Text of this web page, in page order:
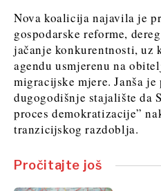
Znanost
Rudarstvo
Maloprodaja
Održivost
Tehnologija
Telekom
Turizam
Trgovina
Rudarstvo
Maloprodaja
Održivost
Tehnologija
Telekom
Turizam
Prijevoz
Trgovina
Nova koalicija najavila je
gospodarske reforme,
jačanje konkurentnosti, uz
agendu usmjerenu na
migracijske mjere. Janša
dugogodišnje stajalište da
proces demokratizacije”
tranzicijskog razdoblja.
Pročitajte još